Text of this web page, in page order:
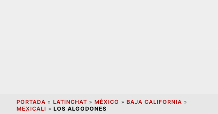
PORTADA » LATINCHAT » MÉXICO » BAJA CALIFORNIA »
MEXICALI » LOS ALGODONES